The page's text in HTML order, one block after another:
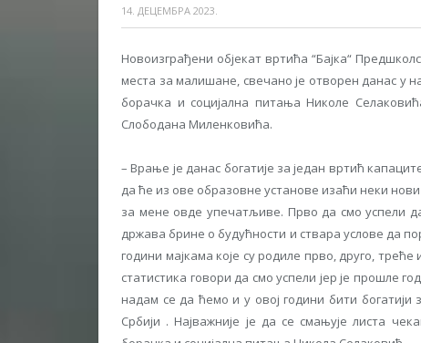
14. ДЕЦЕМБРА 2023.
Новоизграђени објекат вртића “Бајка“
места за малишане, свечано је отворен данас
борачка и социјална питања Николе
Слободана Миленковића.
– Врање је данас богатије за један вртић
да ће из ове образовне установе изаћи неки
за мене овде упечатљиве. Прво да смо успели
држава брине о будућности и ствара услове да
години мајкама које су родиле прво, друго,
статистика говори да смо успели јер је прошле
надам се да ћемо и у овој години бити
Србији . Најважније је да се смањује листа